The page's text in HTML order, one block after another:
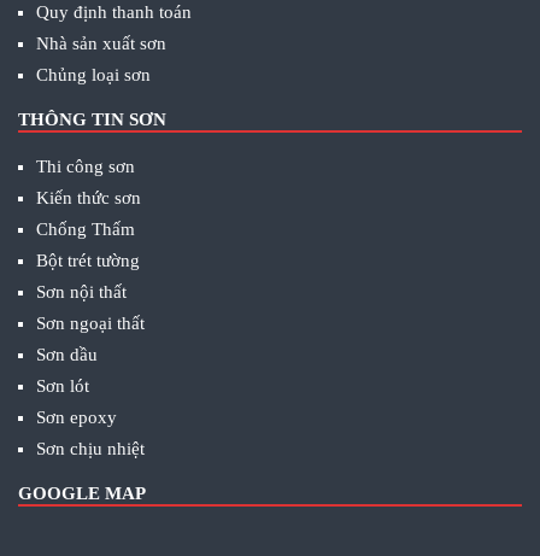
Quy định thanh toán
Nhà sản xuất sơn
Chủng loại sơn
THÔNG TIN SƠN
Thi công sơn
Kiến thức sơn
Chống Thấm
Bột trét tường
Sơn nội thất
Sơn ngoại thất
Sơn dầu
Sơn lót
Sơn epoxy
Sơn chịu nhiệt
GOOGLE MAP